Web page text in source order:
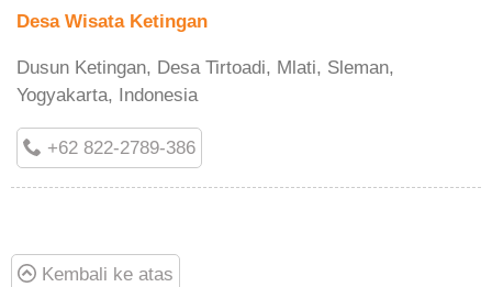
Desa Wisata Ketingan
Dusun Ketingan, Desa Tirtoadi, Mlati, Sleman,
Yogyakarta, Indonesia
+62 822-2789-386
Kembali ke atas